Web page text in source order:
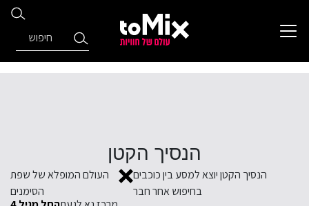
הנסיך הקטן
הנסיך הקטן יוצא למסע בין כוכבים
בחיפוש אחר חבר
העולם המופלא של שפת
הסימנים